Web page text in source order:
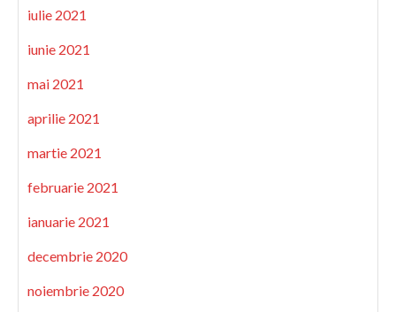
iulie 2021
iunie 2021
mai 2021
aprilie 2021
martie 2021
februarie 2021
ianuarie 2021
decembrie 2020
noiembrie 2020